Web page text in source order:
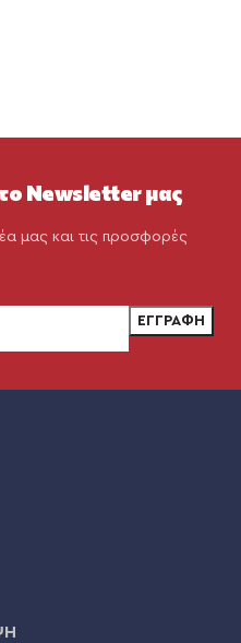
Newsletter μας
μας και τις προσφορές